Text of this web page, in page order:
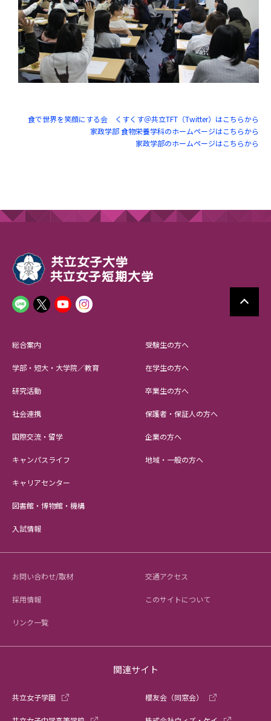
食で世界を笑顔にする会 くすくす＠共立TFT （Twitter）はこちらから
家政学部食物栄養学科のホームページはこちらから
家政学部のホームページはこちらから
総合案内
学部・短大・大学院／教育
研究活動
社会連携
国際交流・留学
キャンパスライフ
キャリアセンター
図書館・博物館・機構
入試情報
受験生の方へ
在学生の方へ
卒業生の方へ
保護者・保証人の方へ
企業の方へ
地域・一般の方へ
お問い合わせ/取材 交通アクセス
採用情報 このサイトについて
リンク一覧
関連サイト
共立女子学園 櫻友会（同窓会）